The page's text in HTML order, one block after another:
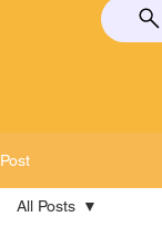
Post
All Posts